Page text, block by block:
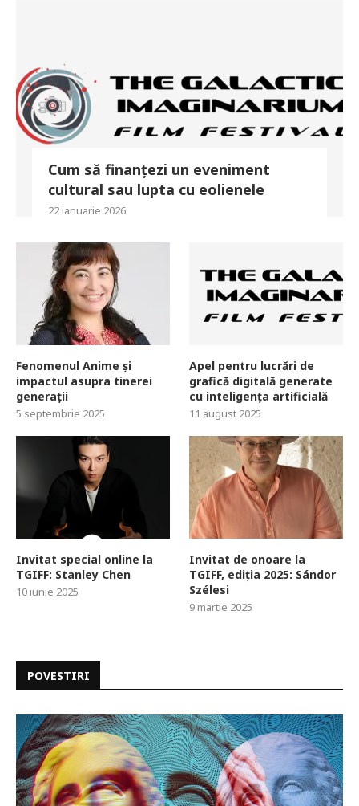
Cum să finanțezi un eveniment
cultural sau lupta cu eolienele
22 ianuarie 2026
Fenomenul Anime și
impactul asupra tinerei
generații
5 septembrie 2025
Apel pentru lucrări de
grafică digitală generate
cu inteligența artificială
11 august 2025
Invitat special online la
TGIFF: Stanley Chen
10 iunie 2025
Invitat de onoare la
TGIFF, ediția 2025: Sándor
Szélesi
9 martie 2025
POVESTIRI